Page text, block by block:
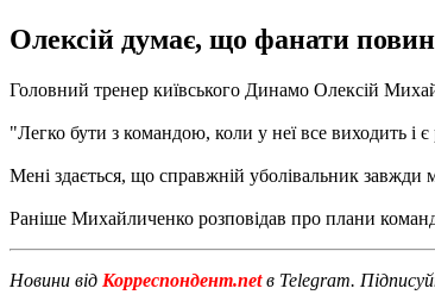
Олексій думає, що фанати
Головний тренер київського Динамо Олексій
"Легко бути з командою, коли у неї все виходить і
Мені здається, що справжній уболівальник завжди
Раніше Михайличенко розповідав про плани
Новини від Корреспондент.netв Telegram.